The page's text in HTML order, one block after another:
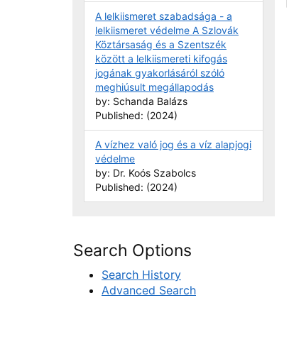
A lelkiismeret szabadsága - a
lelkiismeret védelme A Szlovák
Köztársaság és a Szentszék
között a lelkiismereti kifogás
jogának gyakorlásáról szóló
meghiúsult megállapodás
by: Schanda Balázs
Published: (2024)
A vízhez való jog és a víz alapjogi
védelme
by: Dr. Koós Szabolcs
Published: (2024)
Search Options
Search History
Advanced Search